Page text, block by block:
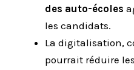
des auto-écoles
les candidats.
La digitalisation,
pourrait réduire